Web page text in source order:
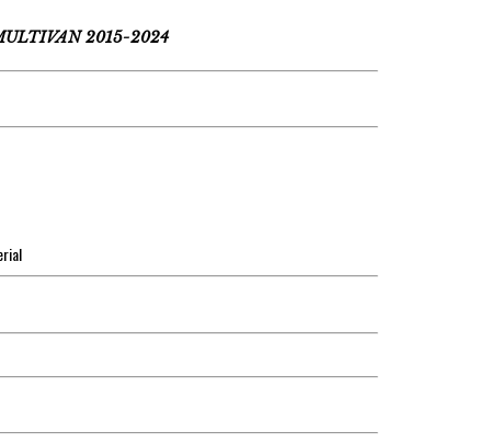
2015-2024